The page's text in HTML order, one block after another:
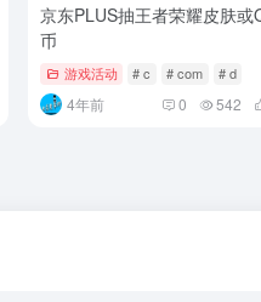
京东PLUS抽王者荣耀皮肤或
币
游戏活动 # c # com # d
4年前 0 542